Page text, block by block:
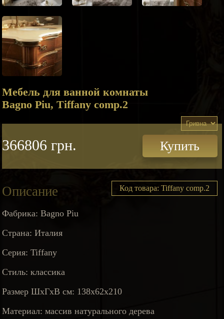
Мебель для ванной комнаты
Bagno Piu, Tiffany comp.2
366806 грн. Купить
Описание Код товара: Tiffany comp.2
Фабрика: Bagno Piu
Страна: Италия
Серия: Tiffany
Стиль: классика
Размер ШхГхВ см: 138х62х210
Материал: массив натурального дерева